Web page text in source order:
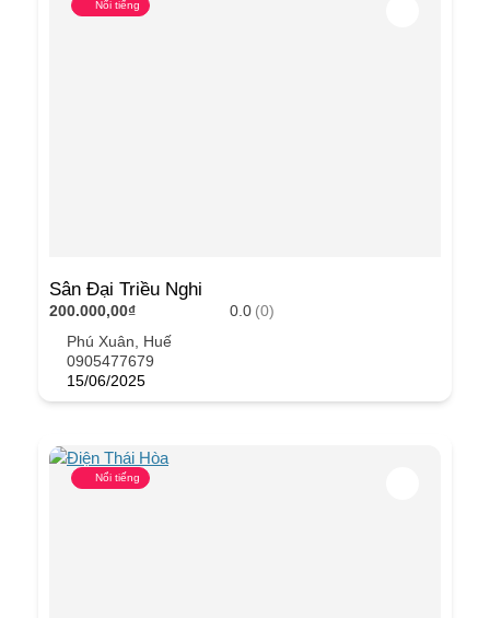
Nổi tiếng
Sân Đại Triều Nghi
200.000,00₫ 0.0 (0)
Phú Xuân, Huế
0905477679
15/06/2025
Nổi tiếng